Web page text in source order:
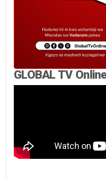
GLOBAL TV